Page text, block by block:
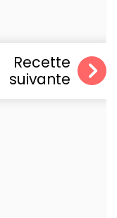
Recette
suivante